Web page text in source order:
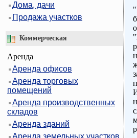
Дома, дачи
Продажа участков
Коммерческая
Аренда
Аренда офисов
Аренда торговых
помещений
Аренда производственных
складов
Аренда зданий
Аренда земельных участков